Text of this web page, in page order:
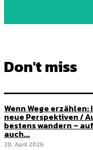
Don't miss
Wenn Wege
neue Perspektiven /
bestens wandern –
auch...
20. April 2026